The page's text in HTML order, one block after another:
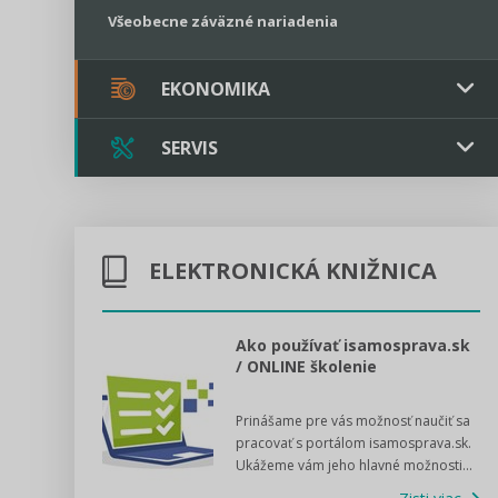
Všeobecne záväzné nariadenia
EKONOMIKA
Verejné obstarávanie
Majetok
Rozpočet
Sociálne podniky
Štátna pomoc
SERVIS
Kontakt
Tlačová agentúra
VIDEO produkcia
ELEKTRONICKÁ KNIŽNICA
Ako používať isamosprava.sk
/ ONLINE školenie
Prinášame pre vás možnosť naučiť sa
pracovať s portálom isamosprava.sk.
Ukážeme vám jeho hlavné možnosti...